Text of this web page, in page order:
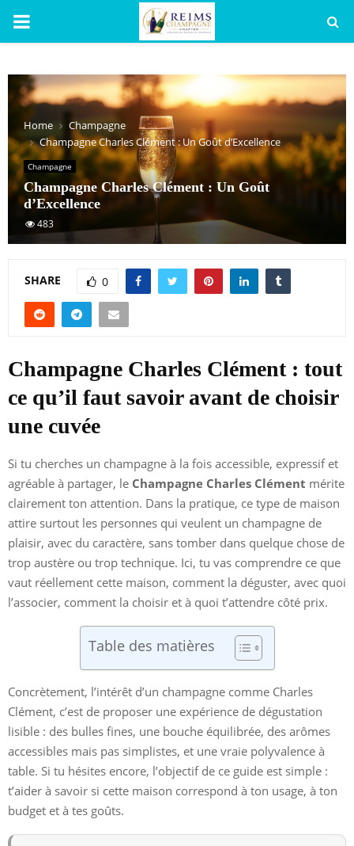
PRIMARY
Home
Champagne
Champagne Charles Clément : Un Goût d’Excellence
Champagne
Champagne Charles Clément : Un Goût
d’Excellence
483
SHARE 0
Champagne Charles Clément : tout
ce qu’il faut savoir avant de choisir
une cuvée
Si tu cherches un champagne à la fois accessible, expressif et
agréable à partager, le Champagne Charles Clément mérite
clairement ton attention. Dans la pratique, ce type de maison
attire surtout les personnes qui veulent un champagne de
plaisir, avec du caractère, sans tomber dans quelque chose de
trop austère ou trop technique. Ici, tu vas comprendre ce que
vaut réellement cette maison, comment la déguster, avec quoi
l’associer, comment la choisir et à quoi t’attendre côté prix.
Table des matières
Concrètement, l’intérêt d’un champagne comme Charles
Clément, c’est de proposer une expérience de dégustation
lisible : des bulles fines, une bouche équilibrée, des arômes
accessibles mais pas simplistes, et une vraie polyvalence à
table. Si tu hésites encore, l’objectif de ce guide est simple :
t’aider à savoir si cette maison correspond à ton usage, à ton
budget et à tes goûts.